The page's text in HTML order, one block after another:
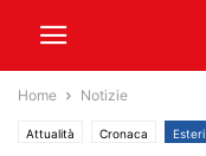
Home Notizie
Attualità Cronaca Esteri